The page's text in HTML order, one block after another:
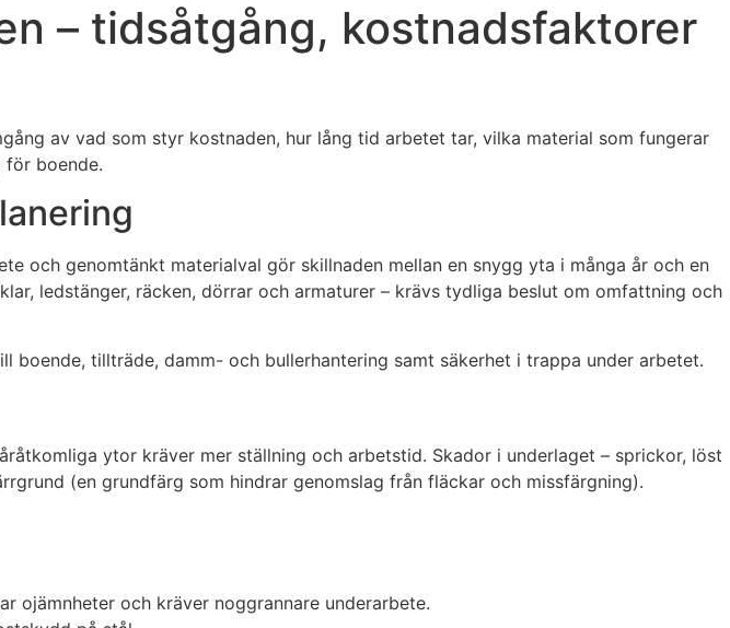
– tidsåtgång, kostnadsfaktorer
av vad som styr kostnaden, hur lång tid arbetet tar, vilka material som fungerar
boende.
och genomtänkt materialval gör skillnaden mellan en snygg yta i många år och en
ledstänger, räcken, dörrar och armaturer – krävs tydliga beslut om omfattning och
tillträde, damm- och bullerhantering samt säkerhet i trappa under arbetet.
ytor kräver mer ställning och arbetstid. Skador i underlaget – sprickor, löst
(en grundfärg som hindrar genomslag från fläckar och missfärgning).
ojämnheter och kräver noggrannare underarbete.